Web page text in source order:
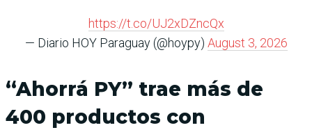
https://t.co/UJ2xDZncQx
— Diario HOY Paraguay (@hoypy) August 3, 2026
“Ahorrá PY” trae más de
400 productos con